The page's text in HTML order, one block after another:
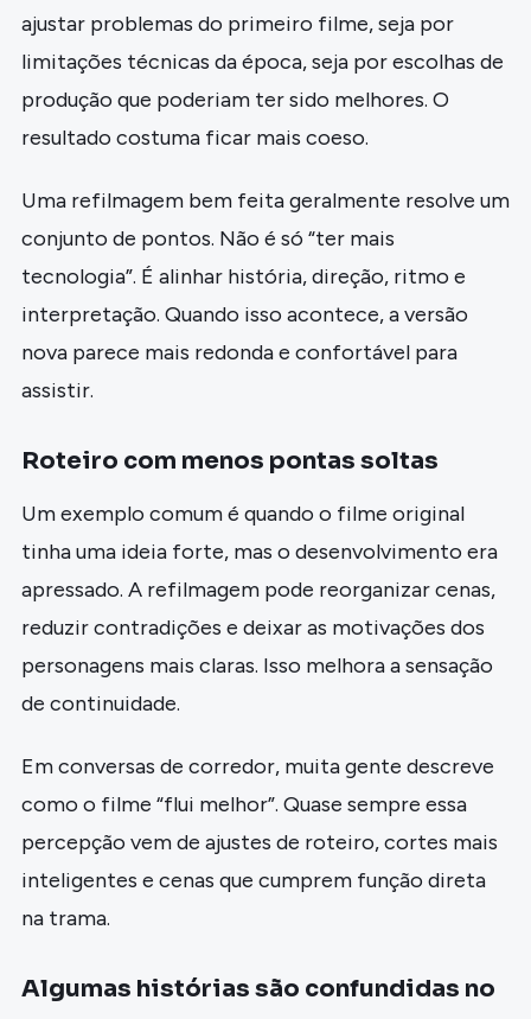
ajustar problemas do primeiro filme, seja por
limitações técnicas da época, seja por escolhas de
produção que poderiam ter sido melhores. O
resultado costuma ficar mais coeso.
Uma refilmagem bem feita geralmente resolve um
conjunto de pontos. Não é só “ter mais
tecnologia”. É alinhar história, direção, ritmo e
interpretação. Quando isso acontece, a versão
nova parece mais redonda e confortável para
assistir.
Roteiro com menos pontas soltas
Um exemplo comum é quando o filme original
tinha uma ideia forte, mas o desenvolvimento era
apressado. A refilmagem pode reorganizar cenas,
reduzir contradições e deixar as motivações dos
personagens mais claras. Isso melhora a sensação
de continuidade.
Em conversas de corredor, muita gente descreve
como o filme “flui melhor”. Quase sempre essa
percepção vem de ajustes de roteiro, cortes mais
inteligentes e cenas que cumprem função direta
na trama.
Algumas histórias são confundidas no